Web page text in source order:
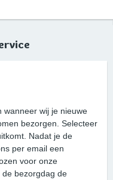
wanneer wij je nieuwe
bezorgen. Selecteer
Nadat je de
per email een
voor onze
bezorgdag de